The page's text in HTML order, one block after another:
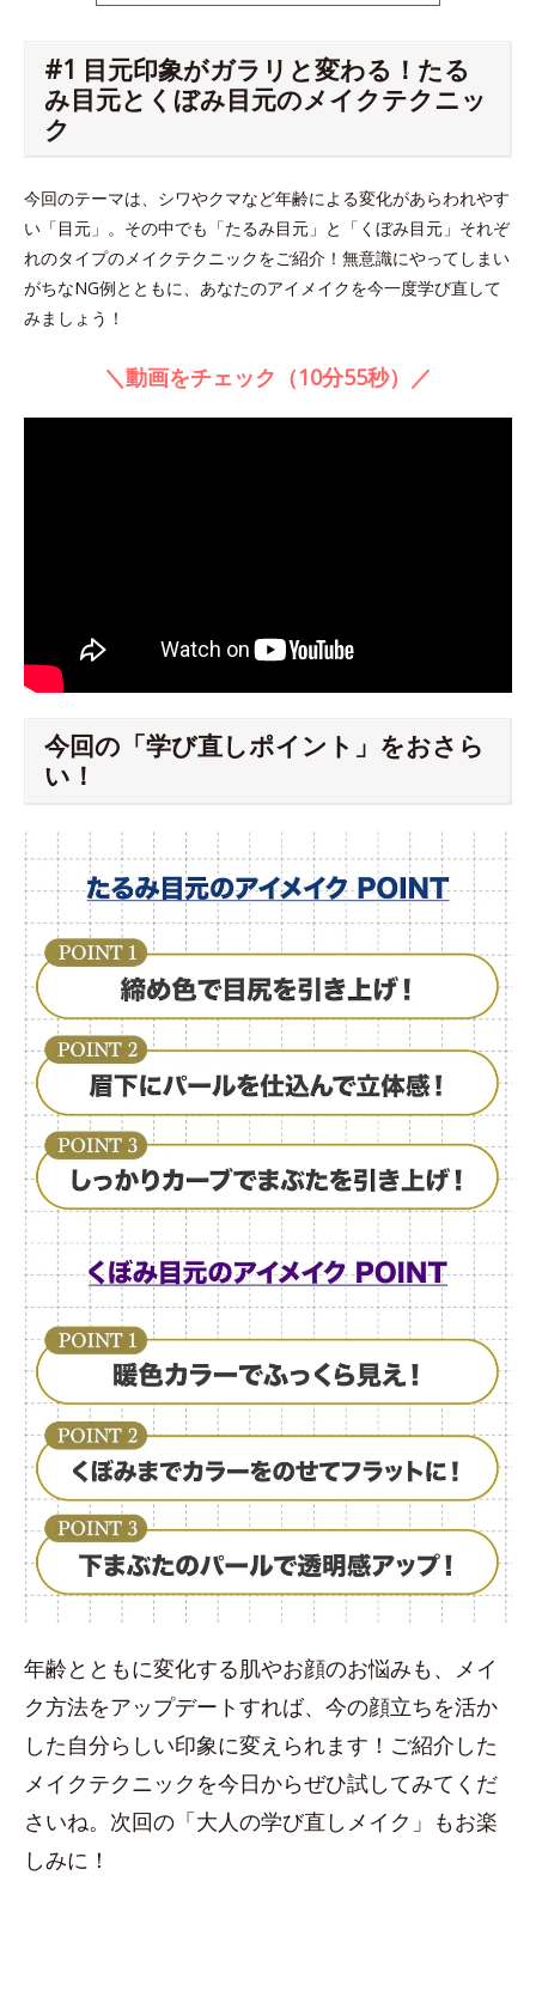
#1 目元印象がガラリと変わる！たる
み目元とくぼみ目元のメイクテクニッ
ク
今回のテーマは、シワやクマなど年齢による変化があらわれやす
い「目元」。その中でも「たるみ目元」と「くぼみ目元」それぞ
れのタイプのメイクテクニックをご紹介！無意識にやってしまい
がちなNG例とともに、あなたのアイメイクを今一度学び直して
みましょう！
＼動画をチェック（10分55秒）／
今回の「学び直しポイント」をおさら
い！
年齢とともに変化する肌やお顔のお悩みも、メイ
ク方法をアップデートすれば、今の顔立ちを活か
した自分らしい印象に変えられます！ご紹介した
メイクテクニックを今日からぜひ試してみてくだ
さいね。次回の「大人の学び直しメイク」もお楽
しみに！